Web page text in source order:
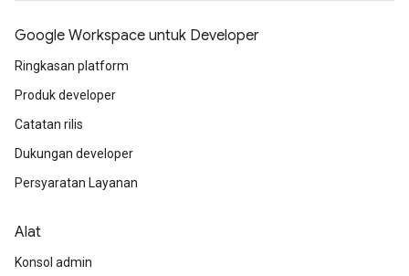
Google Workspace untuk Developer
Ringkasan platform
Produk developer
Catatan rilis
Dukungan developer
Persyaratan Layanan
Alat
Konsol admin